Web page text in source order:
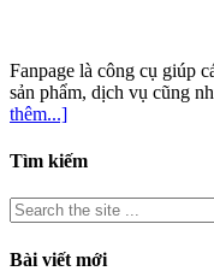
Fanpage là công cụ giúp
sản phẩm, dịch vụ cũng
thêm...]
Tìm kiếm
Bài viết mới